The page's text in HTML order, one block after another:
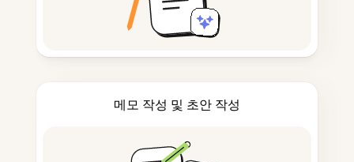
메모 작성 및 초안 작성